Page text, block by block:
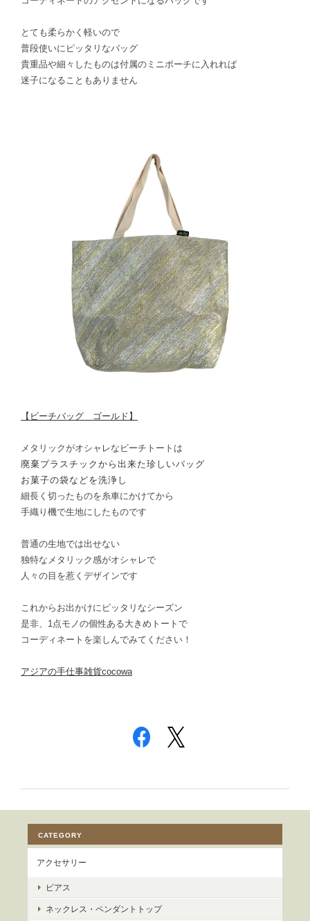
とても柔らかく軽いので
普段使いにピッタリなバッグ
貴重品や細々したものは付属のミニポーチに入れれば
迷子になることもありません
【ビーチバッグ ゴールド】
メタリックがオシャレなビーチトートは
廃棄プラスチックから出来た珍しいバッグ
お菓子の袋などを洗浄し
細長く切ったものを糸車にかけてから
手織り機で生地にしたものです
普通の生地では出せない
独特なメタリック感がオシャレで
人々の目を惹くデザインです
これからお出かけにピッタリなシーズン
是非、1点モノの個性ある大きめトートで
コーディネートを楽しんでみてください！
アジアの手仕事雑貨cocowa
CATEGORY
アクセサリー
ピアス
ネックレス・ペンダントトップ